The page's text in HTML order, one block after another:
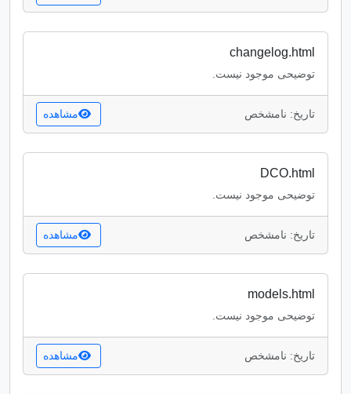
changelog.html
توضیحی موجود نیست.
تاریخ: نامشخص مشاهده
DCO.html
توضیحی موجود نیست.
تاریخ: نامشخص مشاهده
models.html
توضیحی موجود نیست.
تاریخ: نامشخص مشاهده